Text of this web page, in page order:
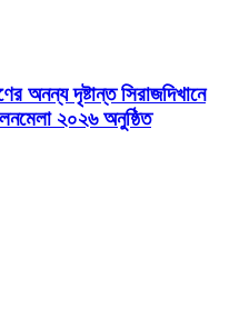
অনন্য দৃষ্টান্ত সিরাজদিখানে
২০২৬ অনুষ্ঠিত